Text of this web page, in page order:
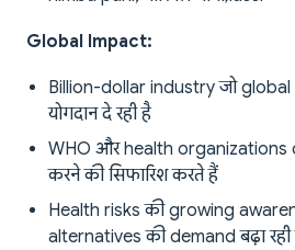
Global Impact:
Billion-dollar industry जो
योगदान दे रही है
WHO और health organizations
करने की सिफारिश करते हैं
Health risks की growing
alternatives की demand बढ़ा रही